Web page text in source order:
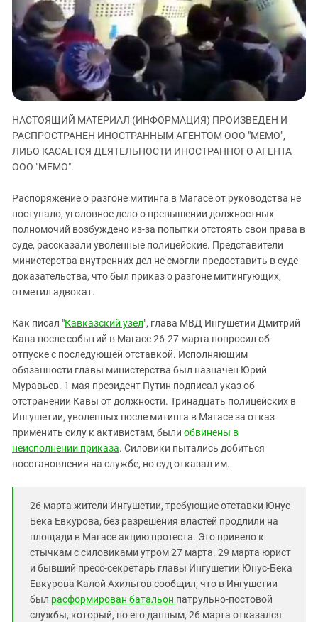
ЗАСТАВЛЯЕТ
КАВКАЗ ЗА ПАЛЕСТИНУ
ИНАКОМЫСЛИЕ В ЧЕЧНЕ
ПРЕСЛЕДОВАНИЕ АКТИВИСТОВ
МОБИЛИЗАЦИЯ И ПРОТЕСТЫ
Дагестан
Ингушетия
Кабардино-Балкария
Калмыкия
Карачаево-Черкесия
Краснодарский край
Российская Федерация
Северная Осетия - Алания
СКФО
Ставропольский край
Чечня
Южная Осетия
Южный Кавказ
ЮФО
НАСТОЯЩИЙ МАТЕРИАЛ (ИНФОРМАЦИЯ) ПРОИЗВЕДЕН И
РАСПРОСТРАНЕН ИНОСТРАННЫМ АГЕНТОМ ООО "МЕМО",
ЛИБО КАСАЕТСЯ ДЕЯТЕЛЬНОСТИ ИНОСТРАННОГО АГЕНТА
ООО "МЕМО".
Распоряжение о разгоне митинга в Магасе от руководства не
поступало, уголовное дело о превышении должностных
полномочий возбуждено из-за попытки отстоять свои права в
суде, рассказали уволенные полицейские. Представители
министерства внутренних дел не смогли предоставить в суде
доказательства, что был приказ о разгоне митингующих,
отметил адвокат.
Как писал "Кавказский узел", глава МВД Ингушетии Дмитрий
Кава после событий в Магасе 26-27 марта попросил об
отпуске с последующей отставкой. Исполняющим
обязанности главы министерства был назначен Юрий
Муравьев. 1 мая президент Путин подписал указ об
отстранении Кавы от должности. Тринадцать полицейских в
Ингушетии, уволенных после митинга в Магасе за отказ
применить силу к активистам, были обвинены в
неисполнении приказа. Силовики пытались добиться
восстановления на службе, но суд отказал им.
26 марта жители Ингушетии, требующие отставки Юнус-
Бека Евкурова, без разрешения властей продлили на
площади в Магасе акцию протеста. Это привело к
стычкам с силовиками утром 27 марта. 29 марта юрист
и бывший пресс-секретарь главы Ингушетии Юнус-Бека
Евкурова Калой Ахильгов сообщил, что в Ингушетии
был расформирован батальон патрульно-постовой
службы, который, по его данным, 26 марта отказался